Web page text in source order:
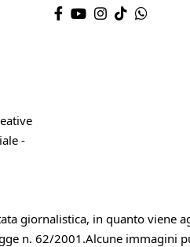
-
giornalistica, in quanto viene
n. 62/2001.Alcune immagini